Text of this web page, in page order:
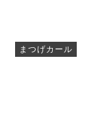
まつげカール